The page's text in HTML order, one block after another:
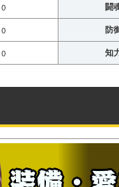
0 闘
0 防
0 知